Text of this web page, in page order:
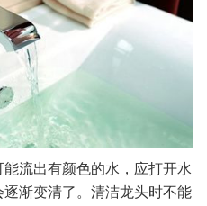
流出有颜色的水，应打开水
渐变清了。清洁龙头时不能